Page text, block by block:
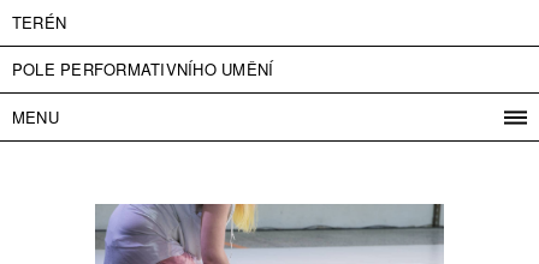
TERÉN
POLE PERFORMATIVNÍHO UMĚNÍ
MENU